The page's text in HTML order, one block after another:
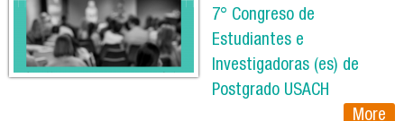
7° Congreso de
Estudiantes e
Investigadoras (es) de
Postgrado USACH
More